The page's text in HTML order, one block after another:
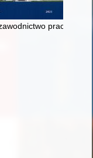
w dziedzictwiepracy w